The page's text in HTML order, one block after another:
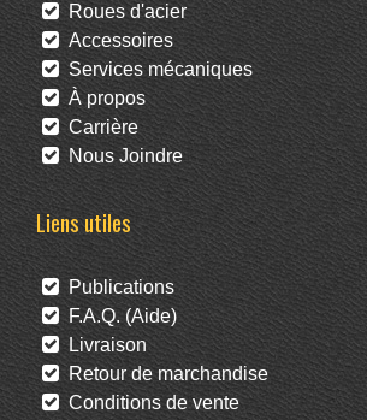
Roues d'acier
Accessoires
Services mécaniques
À propos
Carrière
Nous Joindre
Liens utiles
Publications
F.A.Q. (Aide)
Livraison
Retour de marchandise
Conditions de vente